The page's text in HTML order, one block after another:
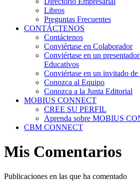
Libros
Preguntas Frecuentes
CONTÁCTENOS
Contáctenos
Conviértase en Colaborador
Conviértase en un
Educativos
Conviértase en un invitado de
Conozca al Equipo
Conozca a la Junta Editorial
MOBIUS CONNECT
CREE SU PERFIL
Aprenda sobre MOBIUS
CBM CONNECT
Mis Comentarios
Publicaciones en las que ha comentado